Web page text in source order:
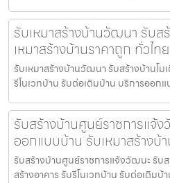
รับเหมาสร้างบ้านวัฒนา รับ
เหมาสร้างบ้านราคาถูก ทั่วไทย
รับเหมาสร้างบ้านวัฒนา รับสร้างบ้านโม
รีโนเวทบ้าน รับต่อเติมบ้าน บริการออก
รับสร้างบ้านศูนย์ราชการแจ้
ออกแบบบ้าน รับเหมาสร้างบ้
รับสร้างบ้านศูนย์ราชการแจ้งวัฒนะ รับ
สร้างอาคาร รับรีโนเวทบ้าน รับต่อเติม